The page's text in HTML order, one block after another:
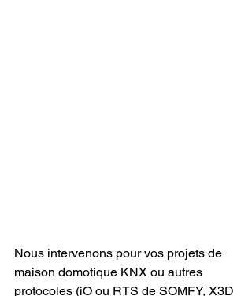
Nous intervenons pour vos projets de
maison domotique KNX ou autres
protocoles (iO ou RTS de SOMFY, X3D